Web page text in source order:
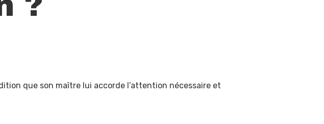
que son maître lui accorde l’attention nécessaire et